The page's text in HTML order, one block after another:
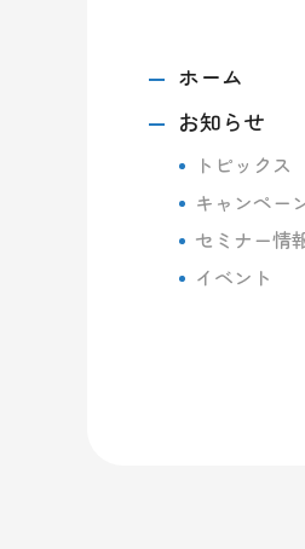
ホーム
お知らせ
トピックス
キャンペー
セミナー情
イベント